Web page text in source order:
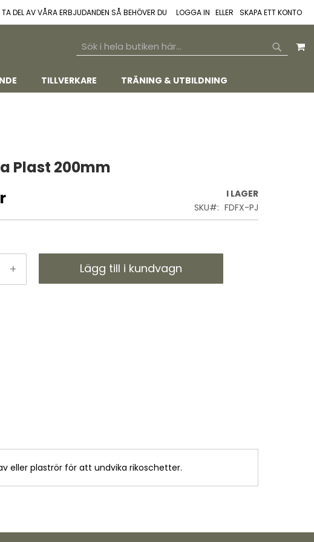
DEL AV VÅRA ERBJUDANDEN SÅ BEHÖVER DU LOGGA IN SKAPA ETT KONTO
SEARCH
TILLVERKARE TRÄNING & UTBILDNING
Plast 200mm
I LAGER
SKU
FDFX-PJ
+ Lägg till i kundvagn
eller plaströr för att undvika rikoschetter.